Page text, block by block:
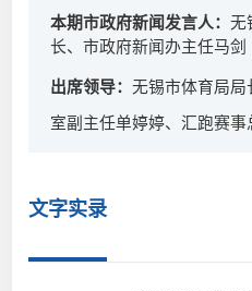
本期市政府新闻发言人：无
长、市政府新闻办主任马剑
出席领导：无锡市体育局局
室副主任单婷婷、汇跑赛事
文字实录